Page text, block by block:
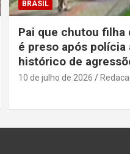
BRASIL
Pai que chutou filha
é preso após polícia
histórico de
10 de julho de 2026